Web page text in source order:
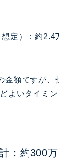
定）：約2.4
金額ですが、
よいタイミン
：約300万